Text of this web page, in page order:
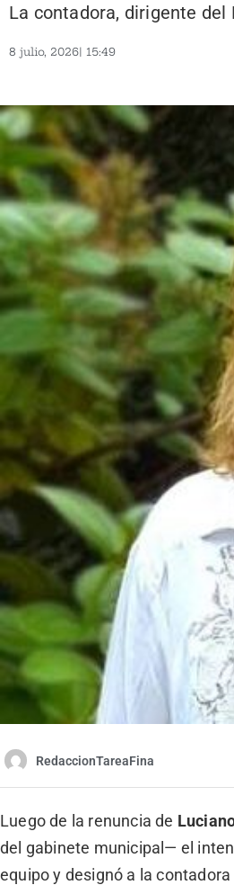
La contadora, dirigente del
8 julio, 2026| 15:49
RedaccionTareaFina
Luego de la renuncia de
del gabinete municipal— el
equipo y designó a la contadora